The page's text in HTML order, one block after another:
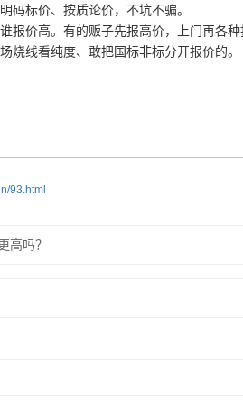
码标价、按质论价，不坑不骗。
报价高。有的贩子先报高价，上门再各
烧线看纯度、敢把国标非标分开报价的。
93.html
高吗？